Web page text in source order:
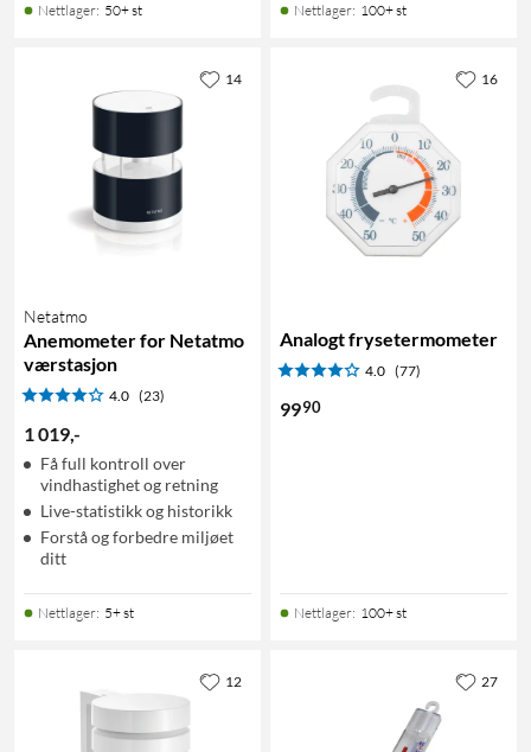
Nettlager: 50+ st Nettlager: 100+ st
Netatmo
Anemometer for Netatmo
værstasjon
4.0 (23)
1 019,-
Få full kontroll over
vindhastighet og retning
Live-statistikk og historikk
Forstå og forbedre miljøet
ditt
Nettlager: 5+ st
14
Analogt frysetermometer
4.0 (77)
9990
Nettlager: 100+ st
16
12 27